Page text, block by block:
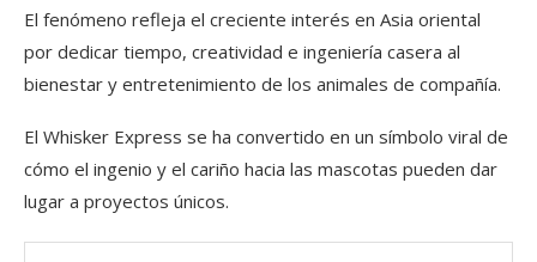
El fenómeno refleja el creciente interés en Asia oriental
por dedicar tiempo, creatividad e ingeniería casera al
bienestar y entretenimiento de los animales de compañía.
El Whisker Express se ha convertido en un símbolo viral de
cómo el ingenio y el cariño hacia las mascotas pueden dar
lugar a proyectos únicos.